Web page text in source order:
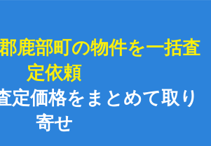
鹿部町の物件を一括査
定依頼
定価格をまとめて取り
寄せ